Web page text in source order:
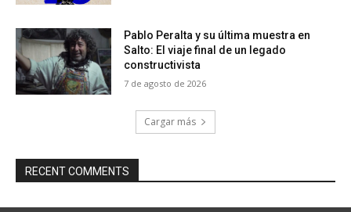
Pablo Peralta y su última muestra en
Salto: El viaje final de un legado
constructivista
7 de agosto de 2026
Cargar más
RECENT COMMENTS